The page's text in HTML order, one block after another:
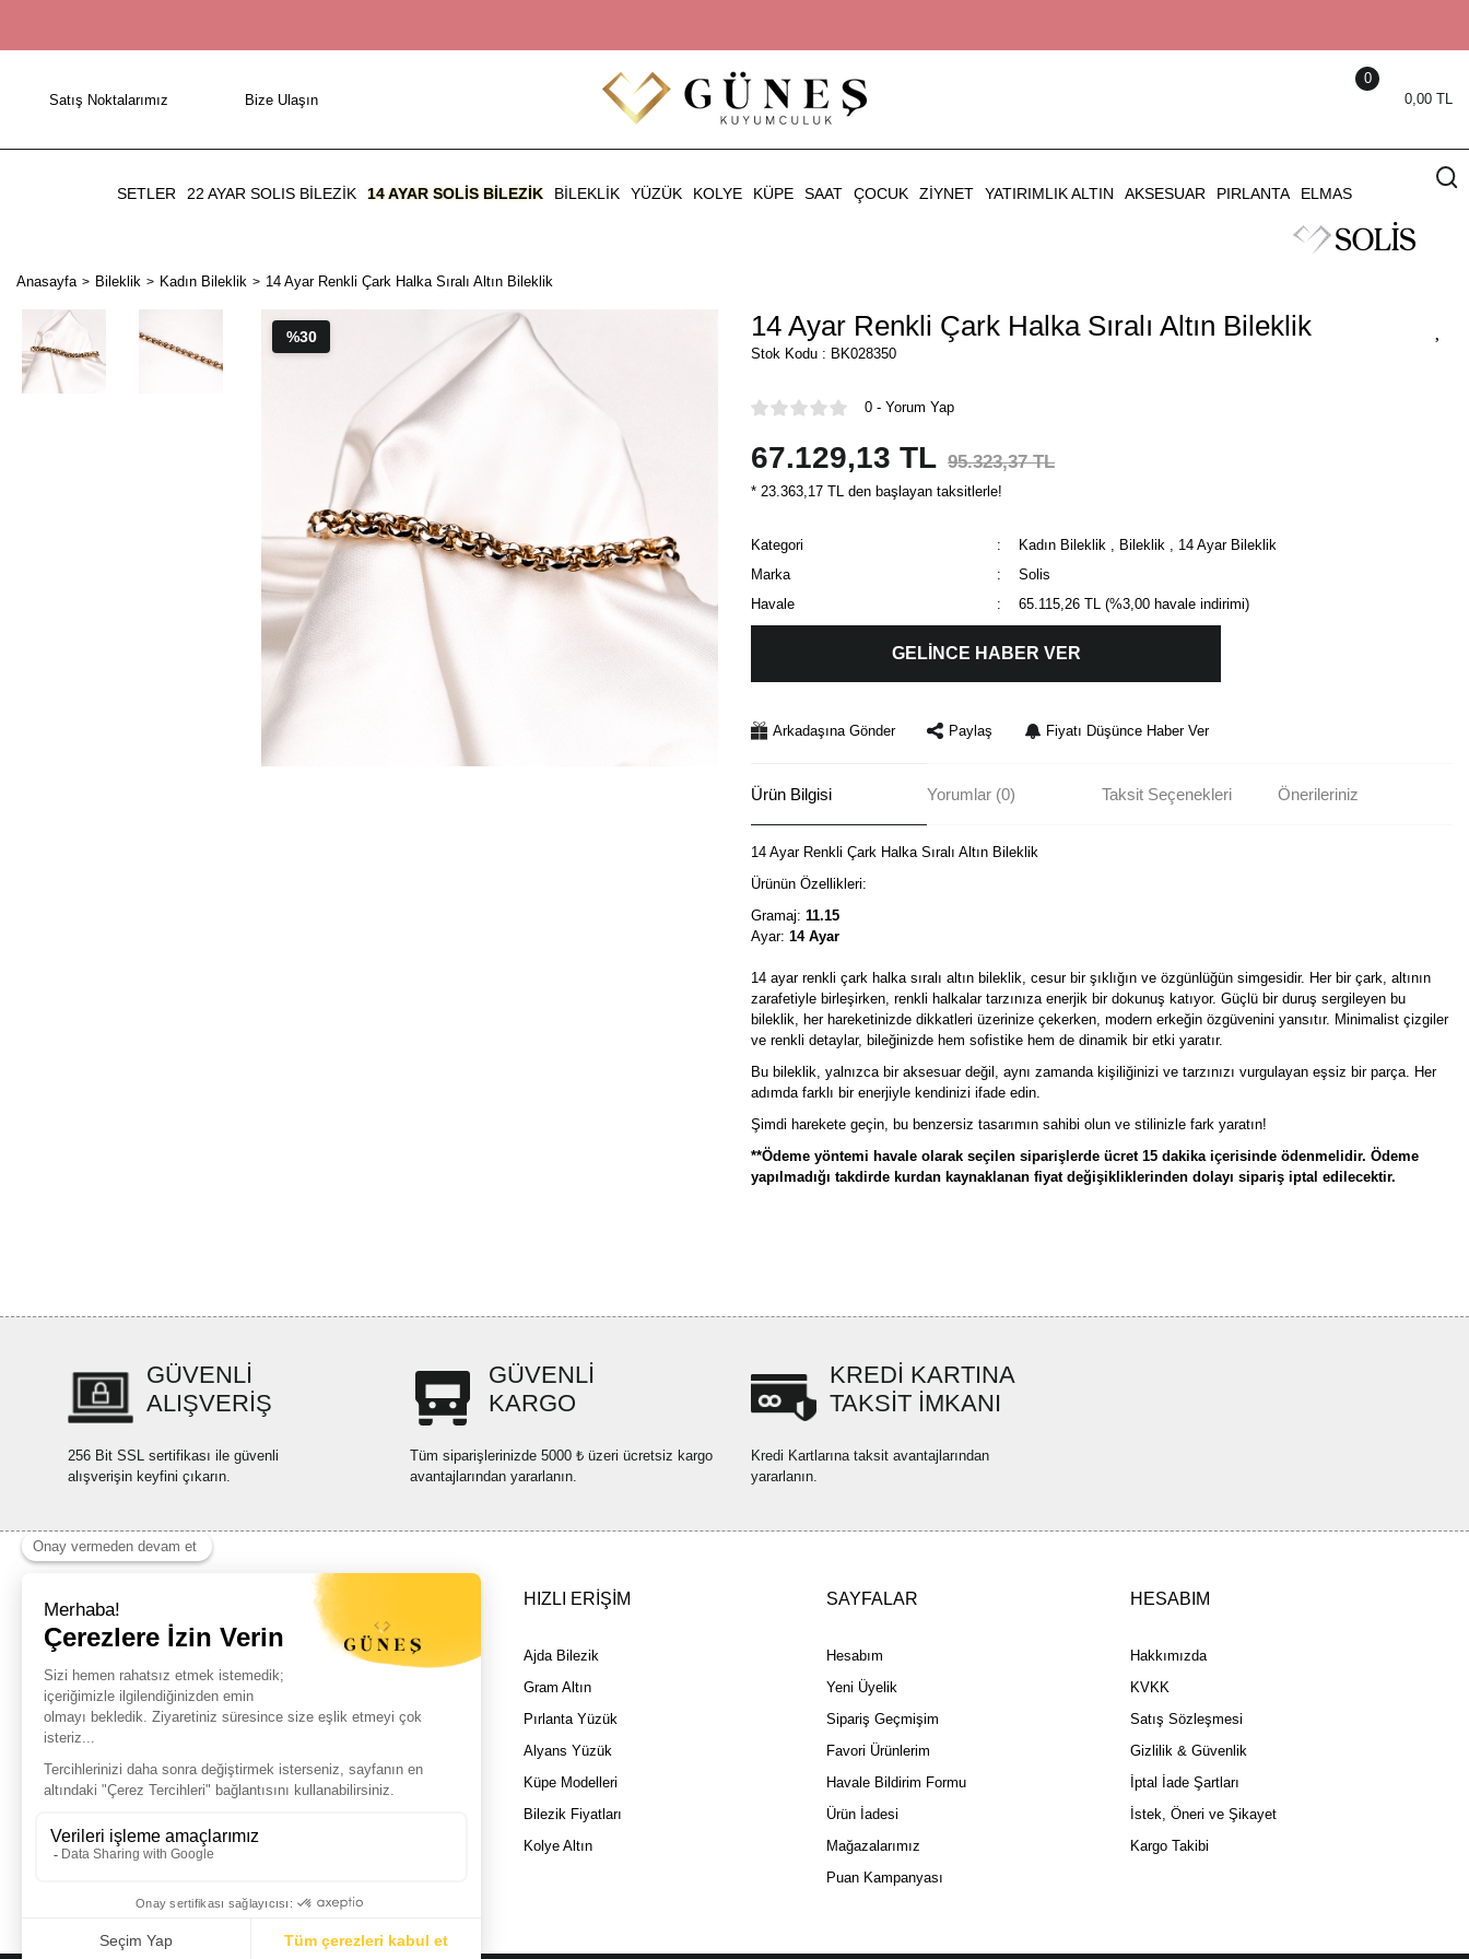
Satış Noktalarımız Bize Ulaşın 0,00 TL
0
SETLER 22 AYAR SOLIS BİLEZİK 14 AYAR SOLIS BILEZIK BILEKLIK YÜZÜK KOLYE KÜPE SAAT ÇOCUK ZIYNET YATIRIMLIK ALTIN AKSESUAR PIRLANTA ELMAS
Anasayfa Bileklik Kadın Bileklik 14 Ayar Renkli Çark Halka Sıralı Altın Bileklik
%30 14 Ayar Renkli Çark Halka Sıralı Altın Bileklik
Stok Kodu : BK028350
0 - Yorum Yap
67.129,13 TL 95.323,37 TL
* 23.363,17 TL den başlayan taksitlerle!
Kategori Kadın Bileklik , Bileklik , 14 Ayar Bileklik
Marka
Solis
Havale
65.115,26 TL (%3,00 havale indirimi)
GELİNCE HABER VER
Arkadaşına Gönder Paylaş Fiyatı Düşünce Haber Ver
Ürün Bilgisi Yorumlar (0) Taksit Seçenekleri Önerileriniz
14 Ayar Renkli Çark Halka Sıralı Altın Bileklik
Ürünün Özellikleri:
Gramaj: 11.15
Ayar: 14 Ayar
14 ayar renkli çark halka sıralı altın bileklik, cesur bir şıklığın ve özgünlüğün simgesidir. Her bir çark, altının
zarafetiyle birleşirken, renkli halkalar tarzınıza enerjik bir dokunuş katıyor. Güçlü bir duruş sergileyen bu
bileklik, her hareketinizde dikkatleri üzerinize çekerken, modern erkeğin özgüvenini yansıtır. Minimalist çizgiler
ve renkli detaylar, bileğinizde hem sofistike hem de dinamik bir etki yaratır.
Bu bileklik, yalnızca bir aksesuar değil, aynı zamanda kişiliğinizi ve tarzınızı vurgulayan eşsiz bir parça. Her
adımda farklı bir enerjiyle kendinizi ifade edin.
Şimdi harekete geçin, bu benzersiz tasarımın sahibi olun ve stilinizle fark yaratın!
**Ödeme yöntemi havale olarak seçilen siparişlerde ücret 15 dakika içerisinde ödenmelidir. Ödeme
yapılmadığı takdirde kurdan kaynaklanan fiyat değişikliklerinden dolayı sipariş iptal edilecektir.
Ürün açıklamasında eksik bilgiler bulunuyor.
Ürün bilgilerinde hatalar bulunuyor.
Bu ürüne benzer farklı alternatifler olmalı.
GÜVENLİ
ALIŞVERİŞ
256 Bit SSL sertifikası ile güvenli
alışverişin keyfini çıkarın.
GÜVENLİ
KARGO
Tüm siparişlerinizde 5000 ₺ üzeri ücretsiz kargo
avantajlarından yararlanın.
KREDİ KARTINA
TAKSİT İMKANI
Kredi Kartlarına taksit avantajlarından
yararlanın.
HIZLI ERİŞİM
Ajda Bilezik
Gram Altın
Pırlanta Yüzük
Alyans Yüzük
Küpe Modelleri
Bilezik Fiyatları
Kolye Altın
SAYFALAR
Hesabım
Yeni Üyelik
Sipariş Geçmişim
Favori Ürünlerim
Havale Bildirim Formu
Ürün İadesi
Mağazalarımız
Puan Kampanyası
HESABIM
Hakkımızda
KVKK
Satış Sözleşmesi
Gizlilik & Güvenlik
İptal İade Şartları
İstek, Öneri ve Şikayet
Kargo Takibi